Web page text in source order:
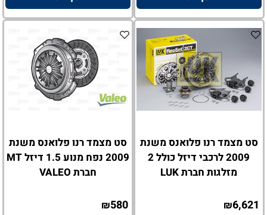
סט מצמד רנו פלואנס משנת
2009 לרכבי דיזל כולל 2
מזלגות חברת LUK
₪6,621
סט מצמד רנו פלואנס משנת
2009 נפח מנוע 1.5 דיזל MT
חברת VALEO
₪580